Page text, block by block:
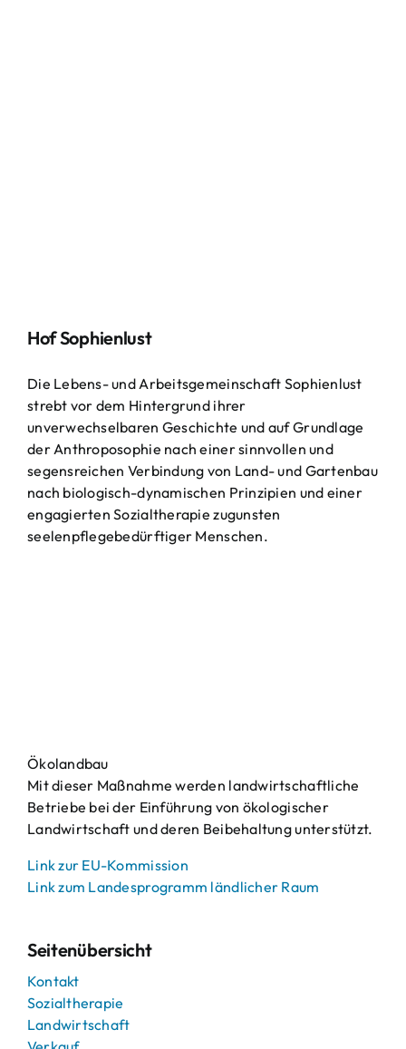
Hof Sophienlust
Die Lebens- und Arbeitsgemeinschaft Sophienlust
strebt vor dem Hintergrund ihrer
unverwechselbaren Geschichte und auf Grundlage
der Anthroposophie nach einer sinnvollen und
segensreichen Verbindung von Land- und Gartenbau
nach biologisch-dynamischen Prinzipien und einer
engagierten Sozialtherapie zugunsten
seelenpflegebedürftiger Menschen.
Ökolandbau
Mit dieser Maßnahme werden landwirtschaftliche
Betriebe bei der Einführung von ökologischer
Landwirtschaft und deren Beibehaltung unterstützt.
Link zur EU-Kommission
Link zum Landesprogramm ländlicher Raum
Seitenübersicht
Kontakt
Sozialtherapie
Landwirtschaft